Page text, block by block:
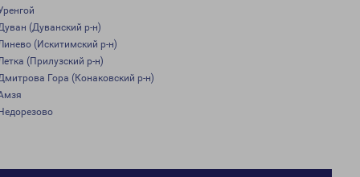
(Дуванский р-н)
(Искитимский р-н)
(Прилузский р-н)
Гора (Конаковский р-н)